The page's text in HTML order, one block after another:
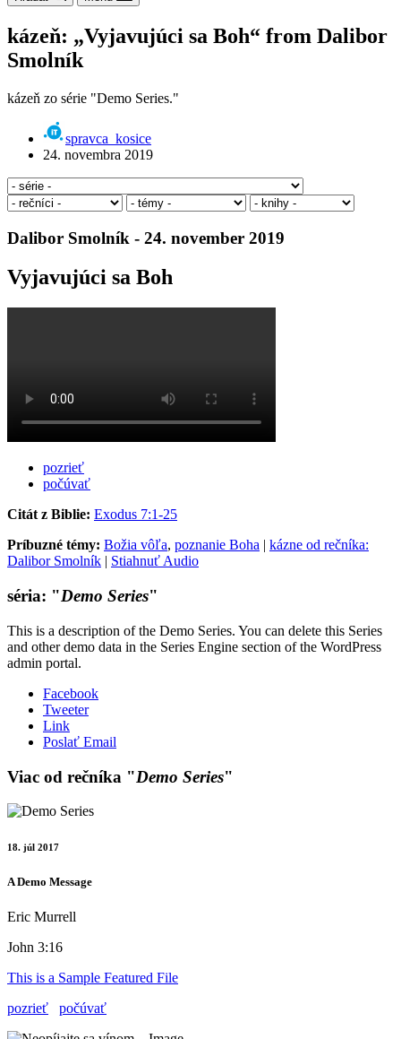
kázeň: „Vyjavujúci sa Boh“ from Dalibor
Smolník
kázeň zo série "Demo Series."
spravca_kosice
24. novembra 2019
Dalibor Smolník - 24. november 2019
Vyjavujúci sa Boh
pozrieť
počúvať
Citát z Biblie: Exodus 7:1-25
Príbuzné témy: Božia vôľa, poznanie Boha | kázne od rečníka:
Dalibor Smolník | Stiahnuť Audio
séria: "Demo Series"
This is a description of the Demo Series. You can delete this Series
and other demo data in the Series Engine section of the WordPress
admin portal.
Facebook
Tweeter
Link
Poslať Email
Viac od rečníka "Demo Series"
18. júl 2017
A Demo Message
Eric Murrell
John 3:16
This is a Sample Featured File
pozrieť
počúvať